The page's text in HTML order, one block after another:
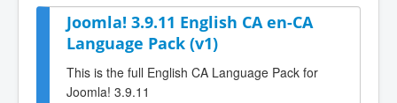
Joomla! 3.9.11 English CA en-CA
Language Pack (v1)
This is the full English CA Language Pack for
Joomla! 3.9.11